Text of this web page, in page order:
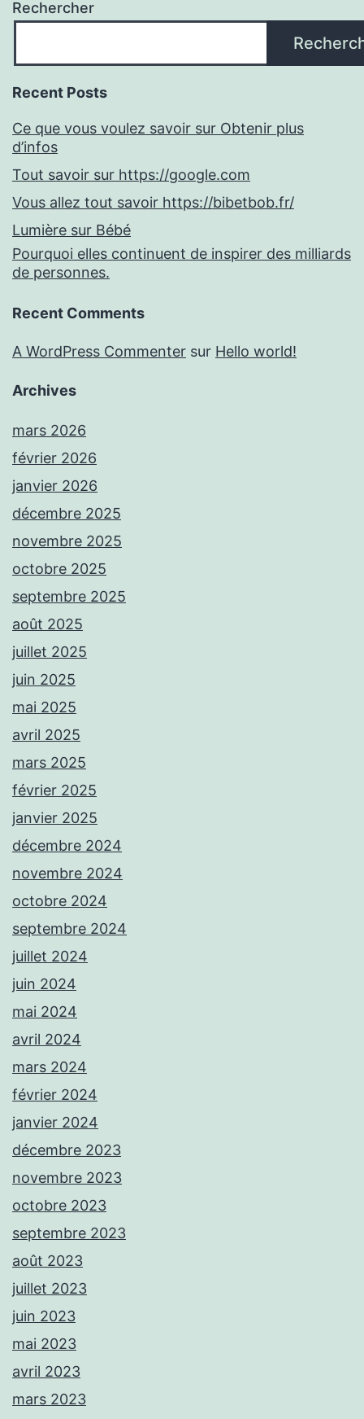
Rechercher
Recent Posts
Ce que vous voulez savoir sur Obtenir plus
d’infos
Tout savoir sur https://google.com
Vous allez tout savoir https://bibetbob.fr/
Lumière sur Bébé
Pourquoi elles continuent de inspirer des milliards
de personnes.
Recent Comments
A WordPress Commenter sur Hello world!
Archives
mars 2026
février 2026
janvier 2026
décembre 2025
novembre 2025
octobre 2025
septembre 2025
août 2025
juillet 2025
juin 2025
mai 2025
avril 2025
mars 2025
février 2025
janvier 2025
décembre 2024
novembre 2024
octobre 2024
septembre 2024
juillet 2024
juin 2024
mai 2024
avril 2024
mars 2024
février 2024
janvier 2024
décembre 2023
novembre 2023
octobre 2023
septembre 2023
août 2023
juillet 2023
juin 2023
mai 2023
avril 2023
mars 2023